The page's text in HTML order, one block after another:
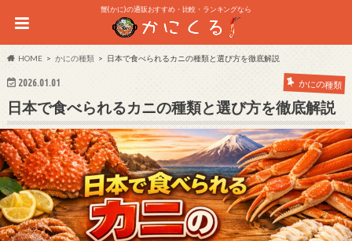
蟹(かに)の通販おすすめ・比較・ランキングなら
HOME かにの種類 日本で食べられるカニの種類と選び方を徹底解説
2026.01.01 かにの種類
日本で食べられるカニの種類と選び方を徹底解説